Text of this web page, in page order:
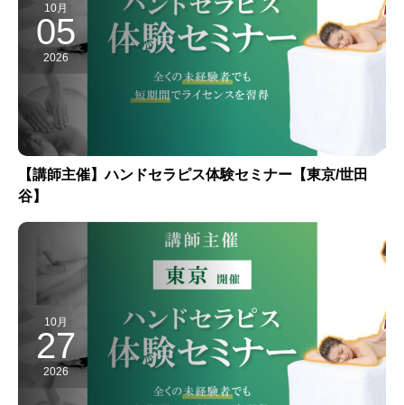
10月
05
2026
【講師主催】ハンドセラピス体験セミナー【東京/世田
谷】
10月
27
2026